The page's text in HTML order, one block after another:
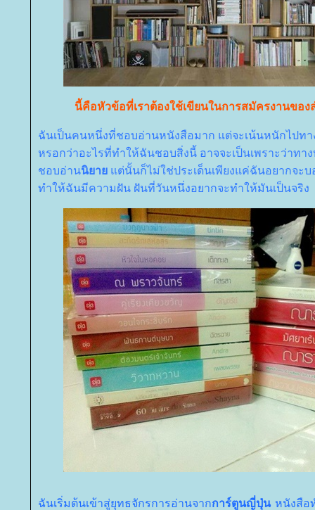
นี้คือหัวข้อที่เราต้องใช้เขียนในการสมัครงานขอ
ฉันเป็นคนหนึ่งที่ชอบอ่านหนังสือมาก แต่จะเน้นหนักไปทา
หรอกว่าอะไรที่ทำให้ฉันชอบสิ่งนี้ อาจจะเป็นเพราะว่าท
ชอบอ่านนิยา ต่นั้นก็ไม่ใช่ประเด็นเพียงแค่ฉันอยากจะบ
ทำให้ฉันมีความฝัน ฝันที่วันหนึ่งอยากจะทำให้มันเป็นจริง
ฉันเริ่มต้นเข้าสู่ยุทธจักรการอ่านจากการ์ตูนญี่ปุ่น หนังสือ